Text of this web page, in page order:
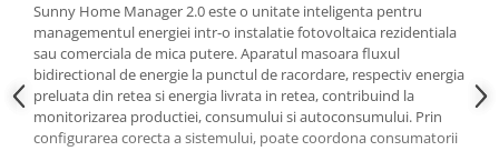
Sunny Home Manager 2.0 este o unitate inteligenta pentru
managementul energiei intr-o instalatie fotovoltaica rezidentiala
sau comerciala de mica putere. Aparatul masoara fluxul
bidirectional de energie la punctul de racordare, respectiv energia
preluata din retea si energia livrata in retea, contribuind la
monitorizarea productiei, consumului si autoconsumului. Prin
configurarea corecta a sistemului, poate coordona consumatorii